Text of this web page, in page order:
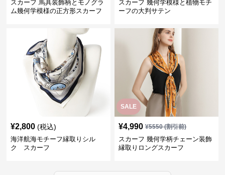
スカーフ 馬具装飾柄とモノグラ
ム幾何学模様の正方形スカーフ
スカーフ 幾何学模様と植物モチ
ーフの大判サテン
¥2,800 (税込)
海洋航海モチーフ縁取りシル
ク スカーフ
SALE
¥4,990 ¥5550(割引前)
スカーフ 幾何学柄チェーン装飾
縁取りロングスカーフ